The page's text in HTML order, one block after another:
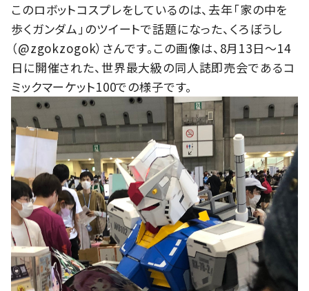
このロボットコスプレをしているのは、去年「家の中を
歩くガンダム」のツイートで話題になった、くろぼうし
（@zgokzogok）さんです。この画像は、8月13日〜14
日に開催された、世界最大級の同人誌即売会であるコ
ミックマーケット100での様子です。